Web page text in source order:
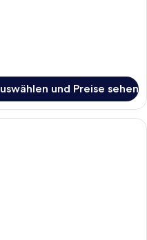
und Preise sehen